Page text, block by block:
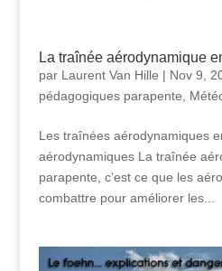
La traînée aérodynamique
par Laurent Van Hille | Nov 9,
pédagogiques parapente
Les traînées aérodynamiques
aérodynamiques La traînée
parapente, c’est ce que les
combattre pour améliorer les...